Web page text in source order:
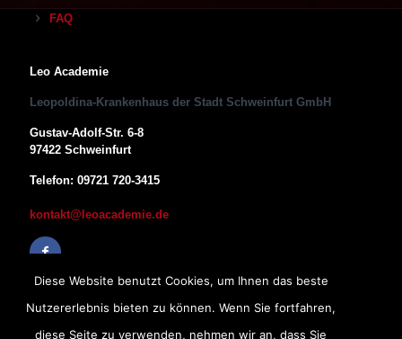
FAQ
Leo Academie
Leopoldina-Krankenhaus der Stadt Schweinfurt GmbH
Gustav-Adolf-Str. 6-8
97422 Schweinfurt
Telefon: 09721 720-3415
kontakt@leoacademie.de
Diese Website benutzt Cookies, um Ihnen das beste
Nutzererlebnis bieten zu können. Wenn Sie fortfahren,
diese Seite zu verwenden, nehmen wir an, dass Sie